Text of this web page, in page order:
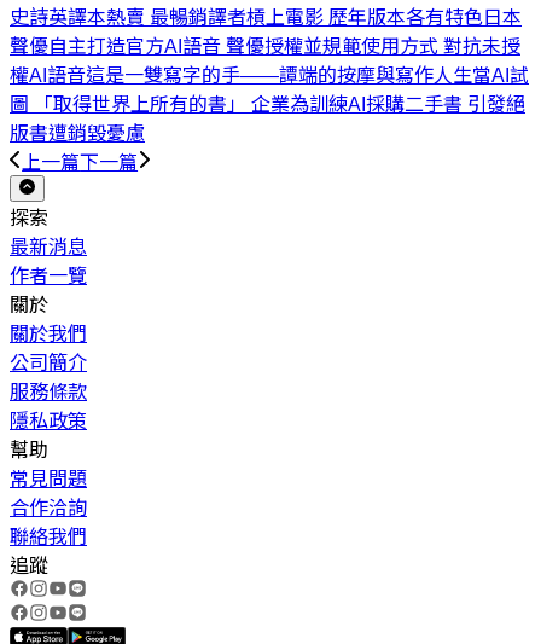
史詩英譯本熱賣 最暢銷譯者槓上電影 歷年版本各有特色 日本
聲優自主打造官方AI語音 聲優授權並規範使用方式 對抗未授
權AI語音這是一雙寫字的手——譚端的按摩與寫作人生當AI試
圖 「取得世界上所有的書」 企業為訓練AI採購二手書 引發絕
版書遭銷毀憂慮
上一篇下一篇
探索
最新消息
作者一覽
關於
關於我們
公司簡介
服務條款
隱私政策
幫助
常見問題
合作洽詢
聯絡我們
追蹤